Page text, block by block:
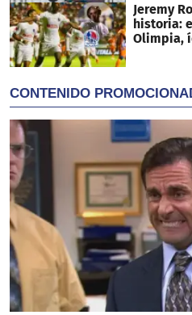
Jeremy
historia:
Olimpia,